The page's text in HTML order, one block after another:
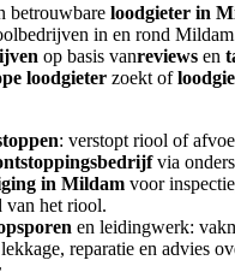
betrouwbare loodgieter in
in en rond Mildam
op basis vanreviews en
loodgieter zoekt of
: verstopt riool of
via
in Mildam voor
van het riool.
en leidingwerk:
reparatie en advies